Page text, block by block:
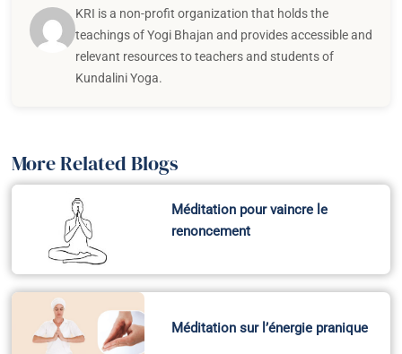
KRI is a non-profit organization that holds the
teachings of Yogi Bhajan and provides accessible and
relevant resources to teachers and students of
Kundalini Yoga.
More Related Blogs
Méditation pour vaincre le
renoncement
Méditation sur l’énergie pranique